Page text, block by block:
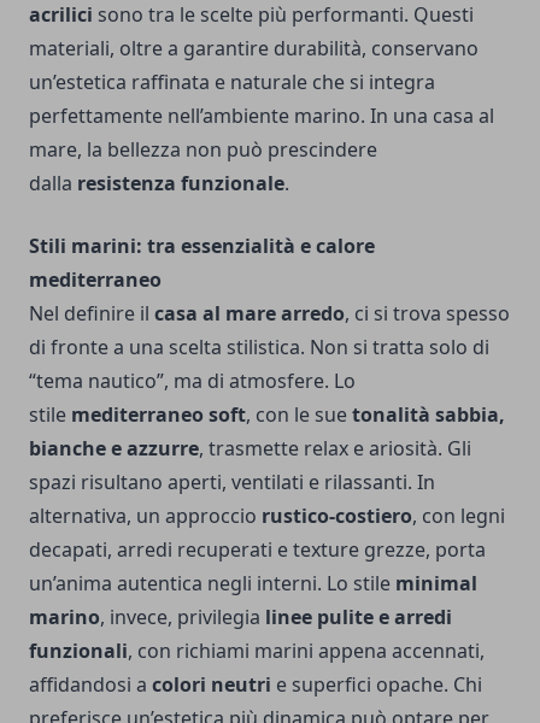
acrilici sono tra le scelte più performanti. Questi
materiali, oltre a garantire durabilità, conservano
un’estetica raffinata e naturale che si integra
perfettamente nell’ambiente marino. In una casa al
mare, la bellezza non può prescindere
dalla resistenza funzionale.
Stili marini: tra essenzialità e calore
mediterraneo
Nel definire il casa al mare arredo, ci si trova spesso
di fronte a una scelta stilistica. Non si tratta solo di
“tema nautico”, ma di atmosfere. Lo
stile mediterraneo soft, con le suetonalità sabbia,
bianche e azzurre, trasmette relax e ariosità. Gli
spazi risultano aperti, ventilati e rilassanti. In
alternativa, un approccio rustico-costiero, con legni
decapati, arredi recuperati e texture grezze, porta
un’anima autentica negli interni. Lo stile minimal
marino, invece, privilegia linee pulite e arredi
funzionali, con richiami marini appena accennati,
affidandosi a colori neutri e superfici opache. Chi